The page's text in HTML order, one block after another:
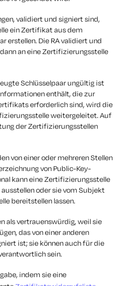
validiert und signiert sind,
ein Zertifikat aus dem
erstellen. Die RA validiert und
an eine Zertifizierungsstelle
Schlüsselpaar ungültig ist
enthält, die zur
erforderlich sind, wird die
weitergeleitet. Auf
der Zertifizierungsstellen
von einer oder mehreren Stellen
von Public-Key-
kann eine Zertifizierungsstelle
oder sie vom Subjekt
bereitstellen lassen.
als vertrauenswürdig, weil sie
das von einer anderen
ist; sie können auch für die
sein.
indem sie eine